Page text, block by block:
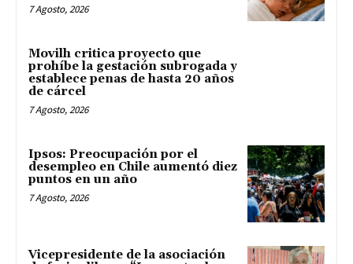
7 Agosto, 2026
Movilh critica proyecto que
prohíbe la gestación subrogada y
establece penas de hasta 20 años
de cárcel
7 Agosto, 2026
Ipsos: Preocupación por el
desempleo en Chile aumentó diez
puntos en un año
7 Agosto, 2026
Vicepresidente de la asociación